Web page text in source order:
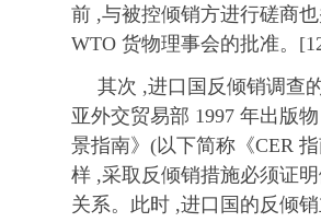
前 ,与被控倾销方进行磋商
WTO 货物理事会的批准。
其次 ,进口国反倾销调查
亚外交贸易部 1997 年出版
景指南》(以下简称《CER
样 ,采取反倾销措施必须证
关系。此时 ,进口国的反倾